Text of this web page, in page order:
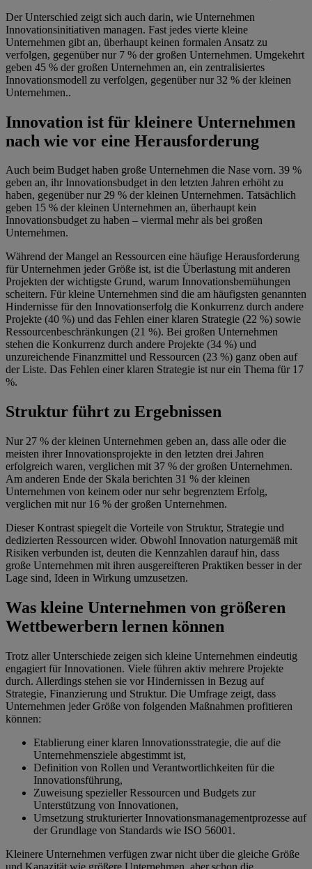
Der Unterschied zeigt sich auch darin, wie Unternehmen
Innovationsinitiativen managen. Fast jedes vierte kleine
Unternehmen gibt an, überhaupt keinen formalen Ansatz zu
verfolgen, gegenüber nur 7 % der großen Unternehmen. Umgekehrt
geben 45 % der großen Unternehmen an, ein zentralisiertes
Innovationsmodell zu verfolgen, gegenüber nur 32 % der kleinen
Unternehmen..
Innovation ist für kleinere Unternehmen
nach wie vor eine Herausforderung
Auch beim Budget haben große Unternehmen die Nase vorn. 39 %
geben an, ihr Innovationsbudget in den letzten Jahren erhöht zu
haben, gegenüber nur 29 % der kleinen Unternehmen. Tatsächlich
geben 15 % der kleinen Unternehmen an, überhaupt kein
Innovationsbudget zu haben – viermal mehr als bei großen
Unternehmen.
Während der Mangel an Ressourcen eine häufige Herausforderung
für Unternehmen jeder Größe ist, ist die Überlastung mit anderen
Projekten der wichtigste Grund, warum Innovationsbemühungen
scheitern. Für kleine Unternehmen sind die am häufigsten genannten
Hindernisse für den Innovationserfolg die Konkurrenz durch andere
Projekte (40 %) und das Fehlen einer klaren Strategie (22 %) sowie
Ressourcenbeschränkungen (21 %). Bei großen Unternehmen
stehen die Konkurrenz durch andere Projekte (34 %) und
unzureichende Finanzmittel und Ressourcen (23 %) ganz oben auf
der Liste. Das Fehlen einer klaren Strategie ist nur ein Thema für 17
%.
Struktur führt zu Ergebnissen
Nur 27 % der kleinen Unternehmen geben an, dass alle oder die
meisten ihrer Innovationsprojekte in den letzten drei Jahren
erfolgreich waren, verglichen mit 37 % der großen Unternehmen.
Am anderen Ende der Skala berichten 31 % der kleinen
Unternehmen von keinem oder nur sehr begrenztem Erfolg,
verglichen mit nur 16 % der großen Unternehmen.
Dieser Kontrast spiegelt die Vorteile von Struktur, Strategie und
dedizierten Ressourcen wider. Obwohl Innovation naturgemäß mit
Risiken verbunden ist, deuten die Kennzahlen darauf hin, dass
große Unternehmen mit ihren ausgereifteren Praktiken besser in der
Lage sind, Ideen in Wirkung umzusetzen.
Was kleine Unternehmen von größeren
Wettbewerbern lernen können
Trotz aller Unterschiede zeigen sich kleine Unternehmen eindeutig
engagiert für Innovationen. Viele führen aktiv mehrere Projekte
durch. Allerdings stehen sie vor Hindernissen in Bezug auf
Strategie, Finanzierung und Struktur. Die Umfrage zeigt, dass
Unternehmen jeder Größe von folgenden Maßnahmen profitieren
können:
Etablierung einer klaren Innovationsstrategie, die auf die
Unternehmensziele abgestimmt ist,
Definition von Rollen und Verantwortlichkeiten für die
Innovationsführung,
Zuweisung spezieller Ressourcen und Budgets zur
Unterstützung von Innovationen,
Umsetzung strukturierter Innovationsmanagementprozesse auf
der Grundlage von Standards wie ISO 56001.
Kleinere Unternehmen verfügen zwar nicht über die gleiche Größe
und Kapazität wie größere Unternehmen, aber schon die